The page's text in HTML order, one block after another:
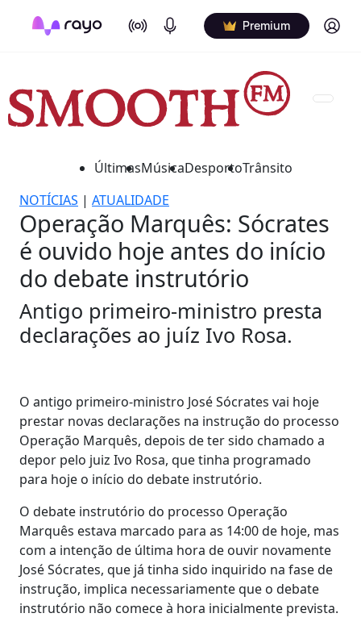
On Air Podcasts Premium Log in
ÚltimasMúsicaDesportoTrânsito
NOTÍCIAS | ATUALIDADE
Operação Marquês: Sócrates
é ouvido hoje antes do início
do debate instrutório
Antigo primeiro-ministro presta
declarações ao juíz Ivo Rosa.
O antigo primeiro-ministro José Sócrates vai hoje
prestar novas declarações na instrução do processo
Operação Marquês, depois de ter sido chamado a
depor pelo juiz Ivo Rosa, que tinha programado
para hoje o início do debate instrutório.
O debate instrutório do processo Operação
Marquês estava marcado para as 14:00 de hoje, mas
com a intenção de última hora de ouvir novamente
José Sócrates, que já tinha sido inquirido na fase de
instrução, implica necessariamente que o debate
instrutório não comece à hora inicialmente prevista.